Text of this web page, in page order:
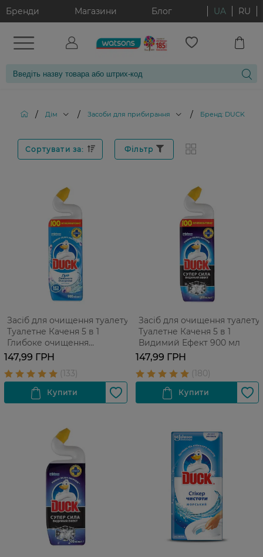
Бренди Магазини Блог UA RU
/ Дім / Засоби для прибирання / Бренд: DUCK
Сортувати за: Фільтр
Засіб для очищення туалету
Туалетне Каченя 5 в 1
Глибоке очищення
Морський 900 мл
147,99 ГРН
Засіб для очищення туалету
Туалетне Каченя 5 в 1
Видимий Ефект 900 мл
147,99 ГРН